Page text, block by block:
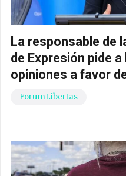
La responsable de
de Expresión pide
opiniones a favor
ForumLibertas